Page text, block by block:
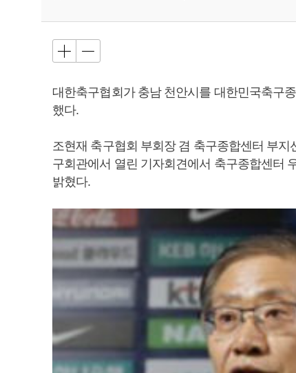
대한축구협회가 충남 천안시를 대한민국축구
했다.
조현재 축구협회 부회장 겸 축구종합센터 부
구회관에서 열린 기자회견에서 축구종합센터
밝혔다.